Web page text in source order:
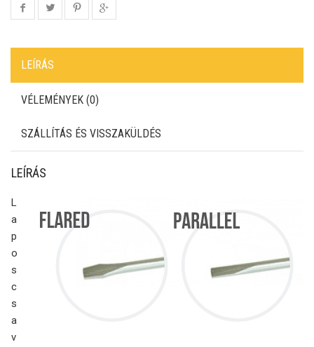
LEÍRÁS
VÉLEMÉNYEK (0)
SZÁLLÍTÁS ÉS VISSZAKÜLDÉS
LEÍRÁS
L
a
p
o
s
c
s
a
v